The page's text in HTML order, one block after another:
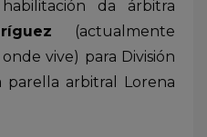
da árbitra
(actualmente
vive) para División
arbitral Lorena